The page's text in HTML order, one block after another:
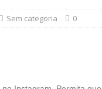
Sem categoria 0